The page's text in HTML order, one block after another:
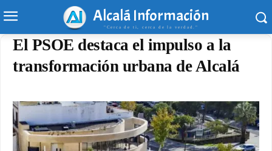
Alcalá Información
"Cerca de ti, cerca de la verdad."
El PSOE destaca el impulso a la
transformación urbana de Alcalá